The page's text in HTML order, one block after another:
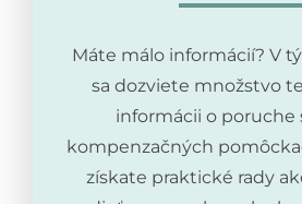
Máte málo informácií? V
sa dozviete množstvo
informácii o poruche
kompenzačných
získate praktické rady